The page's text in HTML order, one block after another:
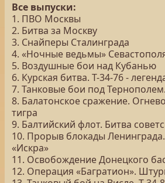
Все выпуски:
1. ПВО Москвы
2. Битва за Москву
3. Снайперы Сталинграда
4. «Ночные ведьмы»
5. Воздушные бои над Кубанью
6. Курская битва. Т-34-76 -
7. Танковые бои под
8. Балатонское сражение.
тигра
9. Балтийский флот. Битва
10. Прорыв блокады
«Искра»
11. Освобождение Донецкого
12. Операция «Багратион».